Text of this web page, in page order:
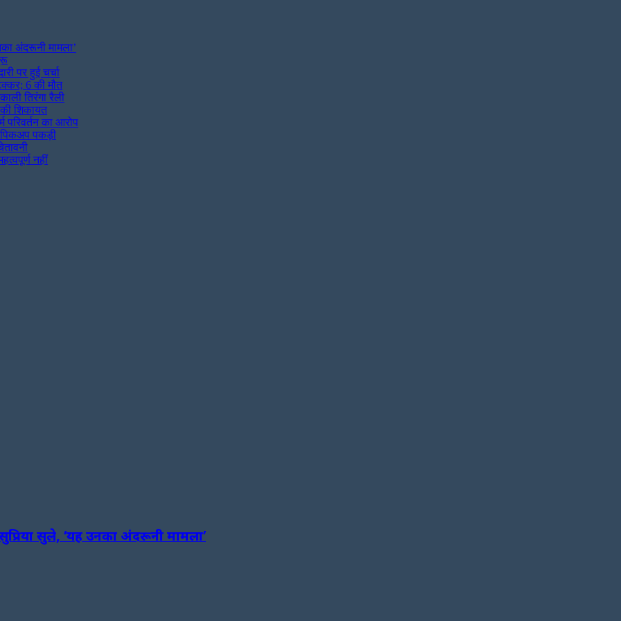
अंदरूनी मामला’
पर हुई चर्चा
6 की मौत
तिरंगा रैली
शिकायत
का आरोप
पकड़ी
नहीं
सुले, ‘यह उनका अंदरूनी मामला’